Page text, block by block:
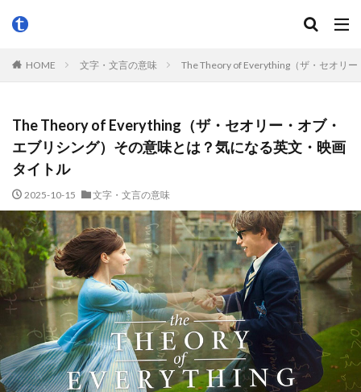
HOME 文字・文言の意味 The Theory of Everything（ザ・セオリ
The Theory of Everything（ザ・セオリー・オブ・
エブリシング）その意味とは？気になる英文・映画
タイトル
2025-10-15 文字・文言の意味